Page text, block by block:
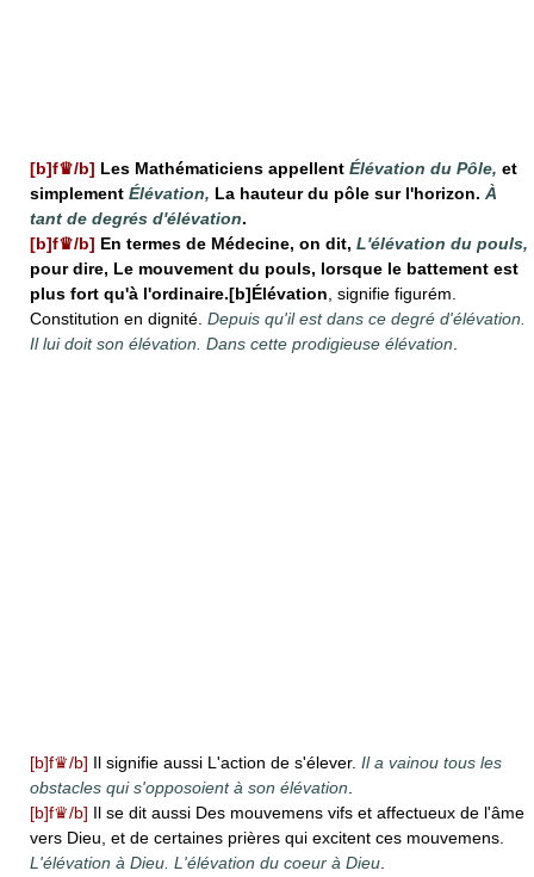
[b]f♛/b] Les Mathématiciens appellent Élévation du Pôle, et
simplement Élévation, La hauteur du pôle sur l'horizon. À
tant de degrés d'élévation.
[b]f♛/b] En termes de Médecine, on dit, L'élévation du pouls,
pour dire, Le mouvement du pouls, lorsque le battement est
plus fort qu'à l'ordinaire.[b]Élévation , signifie figurém.
Constitution en dignité. Depuis qu'il est dans ce degré d'élévation.
Il lui doit son élévation. Dans cette prodigieuse élévation
[b]f♛/b] Il signifie aussi L'action de s'élever. Il a vainou tous les
obstacles qui s'opposoient à son élévation
[b]f♛/b] Il se dit aussi Des mouvemens vifs et affectueux de l'âme
vers Dieu, et de certaines prières qui excitent ces mouvemens.
L'élévation à Dieu. L'élévation du coeur à Dieu